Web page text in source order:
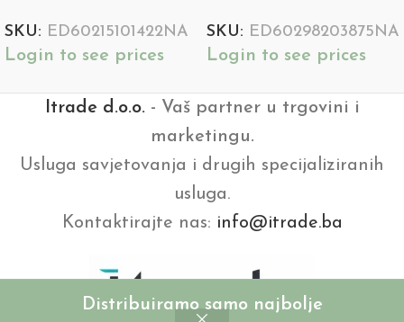
Distribuiramo samo najbolje
SKU: ED60215101422NA
Login to see prices
SKU: ED60298203875NA
Login to see prices
Itrade d.o.o.- Vaš partner u trgovini i
marketingu.
Usluga savjetovanja i drugih specijaliziranih
usluga.
Kontaktirajte nas: info@itrade.ba